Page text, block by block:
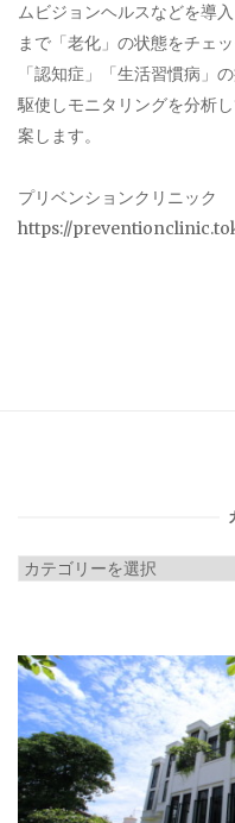
ムビジョンヘルスなどを導
まで「老化」の状態をチェ
「認知症」「生活習慣病」
駆使しモニタリングを分析
案します。
プリベンションクリニック
https://
カ
リ
ー